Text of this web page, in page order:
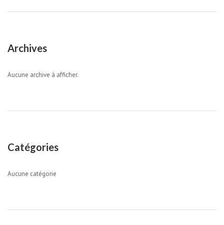
Archives
Aucune archive à afficher.
Catégories
Aucune catégorie